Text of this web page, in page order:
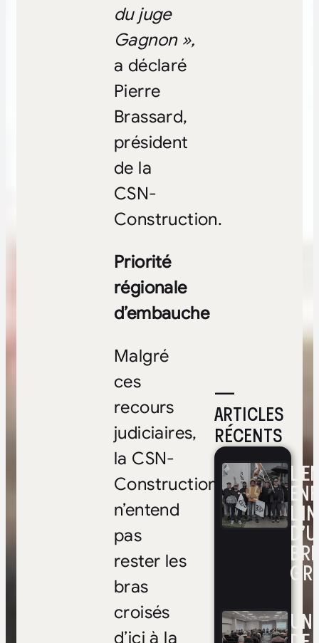
—
ARTICLES
RÉCENTS
du juge
Gagnon »,
a déclaré
Pierre
Brassard,
président
de la
CSN-
Construction.
Priorité
régionale
d’embauche
Malgré
ces
recours
judiciaires,
la CSN-
Construction
n’entend
pas
rester les
bras
croisés
d’ici à la